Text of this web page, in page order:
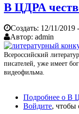
В ЦДРА
Создать: 12/11/2019
Автор: admin
Всероссийский
писателей, уже имеет
видеофильма.
Подробнее о В
Войдите, чтобы